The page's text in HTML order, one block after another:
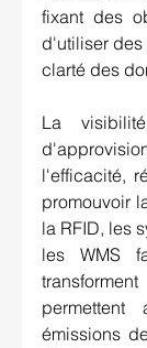
fixant des
d'utiliser des
clarté des
La
l'efficacité,
promouvoir
la RFID, les
les WMS
émissions